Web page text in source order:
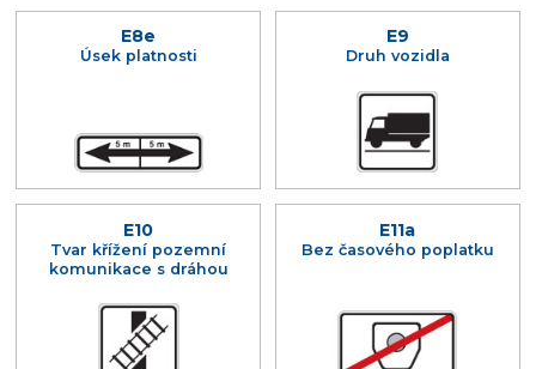
E8e
Úsek platnosti
E9
Druh vozidla
E10
Tvar křížení pozemní
komunikace s dráhou
E11a
Bez časového poplatku